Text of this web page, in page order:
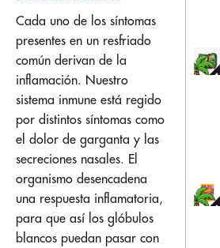
Cada uno de los síntomas
presentes en un resfriado
común derivan de la
inflamación. Nuestro
sistema inmune está regido
por distintos síntomas como
el dolor de garganta y las
secreciones nasales. El
organismo desencadena
una respuesta inflamatoria,
para que así los glóbulos
blancos puedan pasar con